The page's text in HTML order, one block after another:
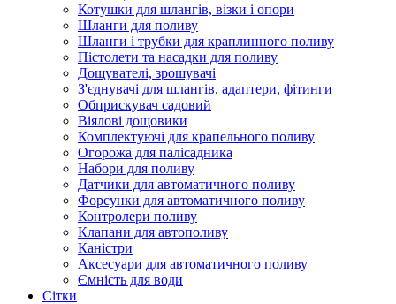
Котушки для шлангів, візки і опори
Шланги для поливу
Шланги і трубки для краплинного поливу
Пістолети та насадки для поливу
Дощувателі, зрошувачі
З'єднувачі для шлангів, адаптери, фітинги
Обприскувач садовий
Віялові дощовики
Комплектуючі для крапельного поливу
Огорожа для палісадника
Набори для поливу
Датчики для автоматичного поливу
Форсунки для автоматичного поливу
Контролери поливу
Клапани для автополиву
Каністри
Аксесуари для автоматичного поливу
Ємність для води
Сітки